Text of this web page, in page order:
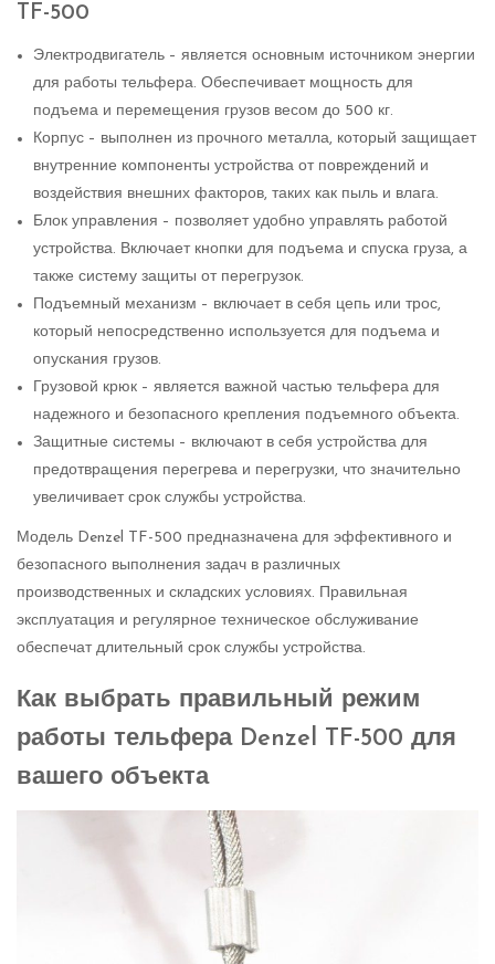
TF-500
Электродвигатель – является основным источником энергии
для работы тельфера. Обеспечивает мощность для
подъема и перемещения грузов весом до 500 кг.
Корпус – выполнен из прочного металла, который защищает
внутренние компоненты устройства от повреждений и
воздействия внешних факторов, таких как пыль и влага.
Блок управления – позволяет удобно управлять работой
устройства. Включает кнопки для подъема и спуска груза, а
также систему защиты от перегрузок.
Подъемный механизм – включает в себя цепь или трос,
который непосредственно используется для подъема и
опускания грузов.
Грузовой крюк – является важной частью тельфера для
надежного и безопасного крепления подъемного объекта.
Защитные системы – включают в себя устройства для
предотвращения перегрева и перегрузки, что значительно
увеличивает срок службы устройства.
Модель Denzel TF-500 предназначена для эффективного и
безопасного выполнения задач в различных
производственных и складских условиях. Правильная
эксплуатация и регулярное техническое обслуживание
обеспечат длительный срок службы устройства.
Как выбрать правильный режим
работы тельфера Denzel TF-500 для
вашего объекта